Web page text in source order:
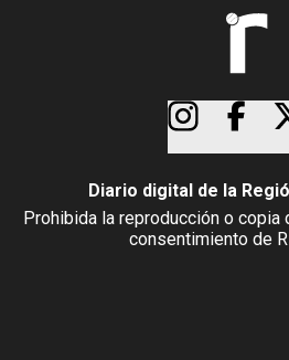
Diario digital de la
Prohibida la reproducción o
consentimiento de